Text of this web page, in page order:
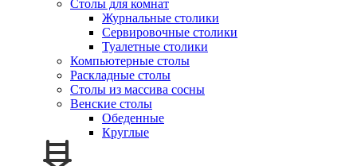
Столы для комнат
Журнальные столики
Сервировочные столики
Туалетные столики
Компьютерные столы
Раскладные столы
Столы из массива сосны
Венские столы
Обеденные
Круглые